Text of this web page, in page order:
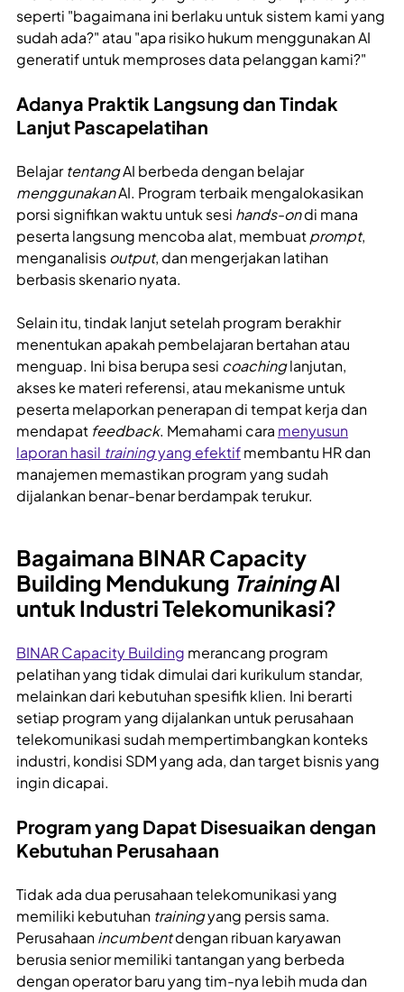
seperti "bagaimana ini berlaku untuk sistem kami yang
sudah ada?" atau "apa risiko hukum menggunakan AI
generatif untuk memproses data pelanggan kami?"
Adanya Praktik Langsung dan Tindak
Lanjut Pascapelatihan
BelajartentangAI berbeda dengan belajar
menggunakanAI. Program terbaik mengalokasikan
porsi signifikan waktu untuk sesi hands-ondi mana
peserta langsung mencoba alat, membuatprompt,
menganalisisoutput, dan mengerjakan latihan
berbasis skenario nyata.
Selain itu, tindak lanjut setelah program berakhir
menentukan apakah pembelajaran bertahan atau
menguap. Ini bisa berupa sesi coachinglanjutan,
akses ke materi referensi, atau mekanisme untuk
peserta melaporkan penerapan di tempat kerja dan
mendapat feedback. Memahami cara menyusun
laporan hasil trainingyang efektifmembantu HR dan
manajemen memastikan program yang sudah
dijalankan benar-benar berdampak terukur.
Bagaimana BINAR Capacity
Building Mendukung TrainingAI
untuk Industri Telekomunikasi?
BINAR Capacity Building merancang program
pelatihan yang tidak dimulai dari kurikulum standar,
melainkan dari kebutuhan spesifik klien. Ini berarti
setiap program yang dijalankan untuk perusahaan
telekomunikasi sudah mempertimbangkan konteks
industri, kondisi SDM yang ada, dan target bisnis yang
ingin dicapai.
Program yang Dapat Disesuaikan dengan
Kebutuhan Perusahaan
Tidak ada dua perusahaan telekomunikasi yang
memiliki kebutuhan trainingyang persis sama.
Perusahaanincumbentdengan ribuan karyawan
berusia senior memiliki tantangan yang berbeda
dengan operator baru yang tim-nya lebih muda dan